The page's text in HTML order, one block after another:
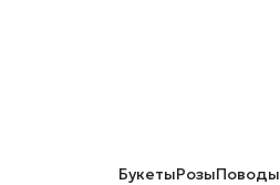
БукетыРозыПоводы